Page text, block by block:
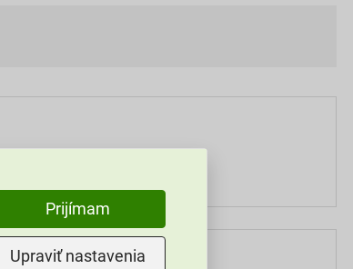
Prijímam
Upraviť nastavenia